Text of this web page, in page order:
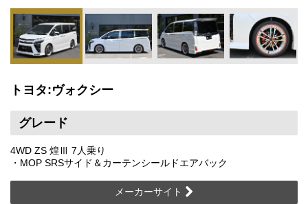
トヨタ:ヴォクシー
グレード
4WD ZS 煌Ⅲ 7人乗り
・MOP SRSサイド＆カーテンシールドエアバック
メーカーサイト